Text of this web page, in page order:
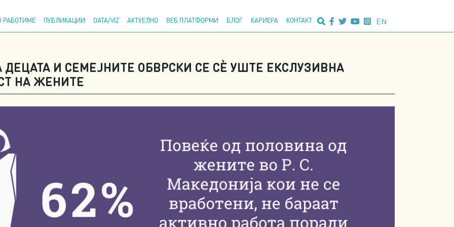
РАБОТИМЕ ПУБЛИКАЦИИ DATA/VIZ АКТУЕЛНО ВЕБ ПЛАТФОРМИ БЛОГ КАРИЕРА КОНТАКТ EN
ДЕЦАТА И СЕМЕЈНИТЕ ОБВРСКИ СЕ СÈ УШТЕ ЕКСЛУЗИВНА
НА ЖЕНИТЕ